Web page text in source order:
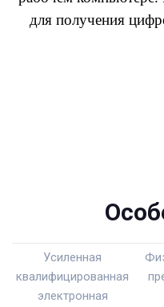
для получения
Усиленная
квалифицированная
электронная